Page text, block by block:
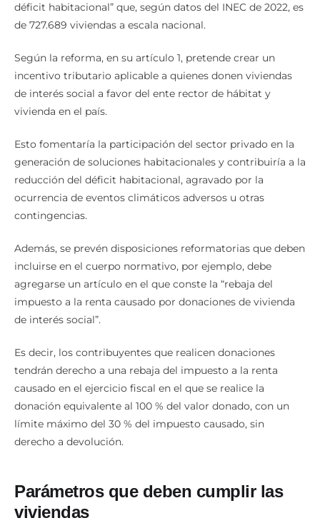
déficit habitacional” que, según datos del INEC de 2022, es
de 727.689 viviendas a escala nacional.
Según la reforma, en su artículo 1, pretende crear un
incentivo tributario aplicable a quienes donen viviendas
de interés social a favor del ente rector de hábitat y
vivienda en el país.
Esto fomentaría la participación del sector privado en la
generación de soluciones habitacionales y contribuiría a la
reducción del déficit habitacional, agravado por la
ocurrencia de eventos climáticos adversos u otras
contingencias.
Además, se prevén disposiciones reformatorias que deben
incluirse en el cuerpo normativo, por ejemplo, debe
agregarse un artículo en el que conste la “rebaja del
impuesto a la renta causado por donaciones de vivienda
de interés social”.
Es decir, los contribuyentes que realicen donaciones
tendrán derecho a una rebaja del impuesto a la renta
causado en el ejercicio fiscal en el que se realice la
donación equivalente al 100 % del valor donado, con un
límite máximo del 30 % del impuesto causado, sin
derecho a devolución.
Parámetros que deben cumplir las
viviendas